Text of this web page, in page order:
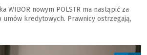
WIBOR nowym POLSTR ma nastąpić za
umów kredytowych. Prawnicy ostrzegają,